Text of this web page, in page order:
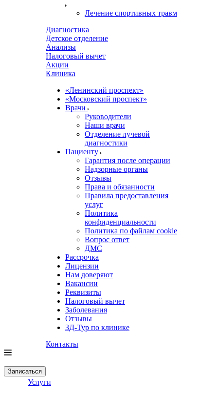
Лечение спортивных травм
Диагностика
Детское отделение
Анализы
Налоговый вычет
Акции
Клиника
«Ленинский проспект»
«Московский проспект»
Врачи
Руководители
Наши врачи
Отделение лучевой
диагностики
Пациенту
Гарантия после операции
Надзорные органы
Отзывы
Права и обязанности
Правила предоставления
услуг
Политика
конфиденциальности
Политика по файлам cookie
Вопрос ответ
ДМС
Рассрочка
Лицензии
Нам доверяют
Вакансии
Реквизиты
Налоговый вычет
Заболевания
Отзывы
3Д-Тур по клинике
Контакты
Записаться
Услуги